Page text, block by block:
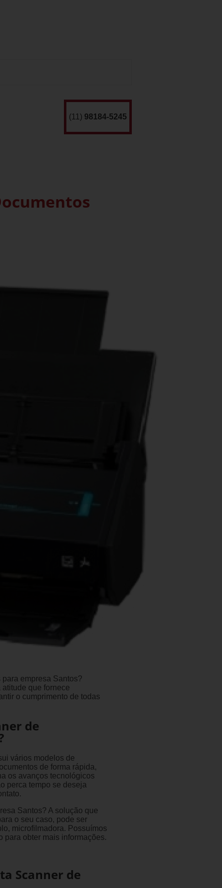
(11) 98184-5245
empresa Santos?
que fornece
o cumprimento de todas
de
vários modelos de
de forma rápida,
os avanços tecnológicos
perca tempo se deseja
Santos? A solução que
o seu caso, pode ser
microfilmadora. Possuímos
para obter mais informações.
Scanner de